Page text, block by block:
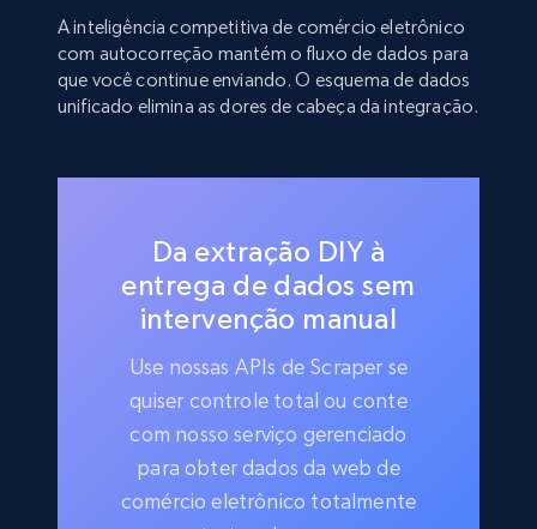
A inteligência competitiva de comércio eletrônico
com autocorreção mantém o fluxo de dados para
que você continue enviando. O esquema de dados
unificado elimina as dores de cabeça da integração.
Da extração DIY à
entrega de dados sem
intervenção manual
Use nossas APIs de Scraper se
quiser controle total ou conte
com nosso serviço gerenciado
para obter dados da web de
comércio eletrônico totalmente